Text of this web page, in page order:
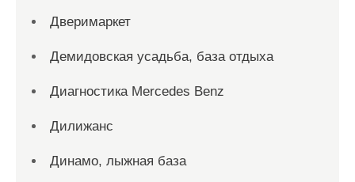
Дверимаркет
Демидовская усадьба, база отдыха
Диагностика Mercedes Benz
Дилижанс
Динамо, лыжная база